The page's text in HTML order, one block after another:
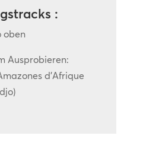
:
oben
Ausprobieren:
d’Afrique